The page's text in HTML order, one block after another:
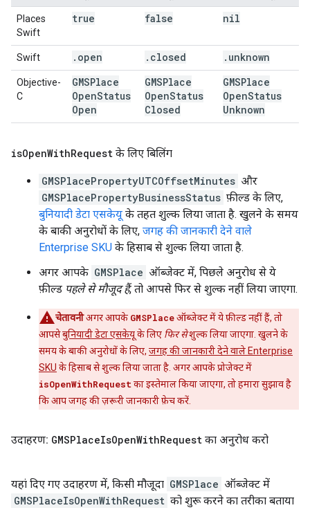
Places
Swift
true false nil
Swift . open . closed . unknown
Objective-
C
GMSPlace
OpenStatus
Open
GMSPlace
OpenStatus
Closed
GMSPlace
OpenStatus
Unknown
isOpenWithRequest के लिए बिलिंग
GMSPlacePropertyUTCOffsetMinutes और
GMSPlacePropertyBusinessStatus फ़ील्ड के लिए,
बुनियादी डेटा एसकेयू के तहत शुल्क लिया जाता है. खुलने के समय
के बाकी अनुरोधों के लिए, जगह की जानकारी देने वाले
Enterprise SKU के हिसाब से शुल्क लिया जाता है.
अगर आपके GMSPlace ऑब्जेक्ट में, पिछले अनुरोध से ये
फ़ील्ड पहले से मौजूद हैं, तो आपसे फिर से शुल्क नहीं लिया जाएगा.
चेतावनीअगर आपके GMSPlaceऑब्जेक्ट में ये फ़ील्ड नहीं हैं, तो
आपसेबुनियादी डेटा एसकेयूके लिए फिर सेशुल्क लिया जाएगा. खुलने के
समय के बाकी अनुरोधों के लिए, जगह की जानकारी देने वाले Enterprise
SKU के हिसाब से शुल्क लिया जाता है. अगर आपके प्रोजेक्ट में
isOpenWithRequest का इस्तेमाल किया जाएगा, तो हमारा सुझाव है
कि आप जगह की ज़रूरी जानकारी फ़ेच करें.
उदाहरण: GMSPlaceIsOpenWithRequest का अनुरोध करो
यहां दिए गए उदाहरण में, किसी मौजूदा GMSPlace ऑब्जेक्ट में
GMSPlaceIsOpenWithRequest को शुरू करने का तरीका बताया